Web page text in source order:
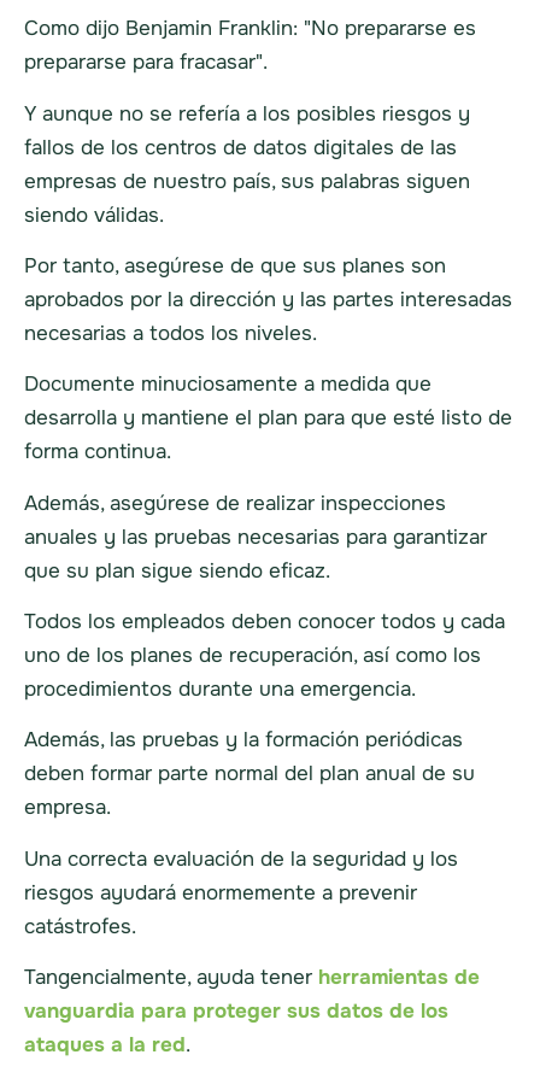
Como dijo Benjamin Franklin: "No prepararse es
prepararse para fracasar".
Y aunque no se refería a los posibles riesgos y
fallos de los centros de datos digitales de las
empresas de nuestro país, sus palabras siguen
siendo válidas.
Por tanto, asegúrese de que sus planes son
aprobados por la dirección y las partes interesadas
necesarias a todos los niveles.
Documente minuciosamente a medida que
desarrolla y mantiene el plan para que esté listo de
forma continua.
Además, asegúrese de realizar inspecciones
anuales y las pruebas necesarias para garantizar
que su plan sigue siendo eficaz.
Todos los empleados deben conocer todos y cada
uno de los planes de recuperación, así como los
procedimientos durante una emergencia.
Además, las pruebas y la formación periódicas
deben formar parte normal del plan anual de su
empresa.
Una correcta evaluación de la seguridad y los
riesgos ayudará enormemente a prevenir
catástrofes.
Tangencialmente, ayuda tener herramientas de
vanguardia para proteger sus datos de los
ataques a la red.